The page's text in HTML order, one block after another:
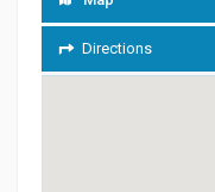
Directions